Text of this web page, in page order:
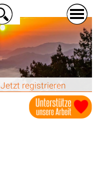
Jetzt registrieren